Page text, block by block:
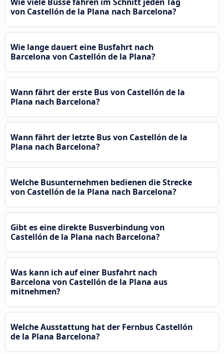
von Castellón de la Plana nach Barcelona?
Wie lange dauert eine Busfahrt nach
Barcelona von Castellón de la Plana?
Wann fährt der erste Bus von Castellón de la
Plana nach Barcelona?
Wann fährt der letzte Bus von Castellón de la
Plana nach Barcelona?
Welche Busunternehmen bedienen die Strecke
von Castellón de la Plana nach Barcelona?
Gibt es eine direkte Busverbindung von
Castellón de la Plana nach Barcelona?
Was kann ich auf einer Busfahrt nach
Barcelona von Castellón de la Plana aus
mitnehmen?
Welche Ausstattung hat der Fernbus Castellón
de la Plana Barcelona?